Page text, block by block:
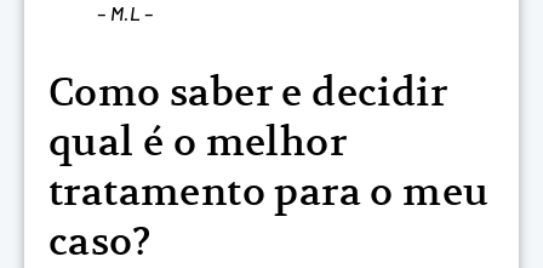
– M.L –
Como saber e decidir
qual é o melhor
tratamento para o meu
caso?